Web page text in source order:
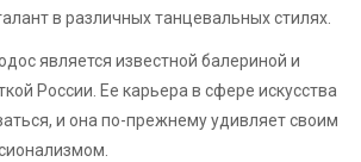
в различных танцевальных стилях.
является известной балериной и
России. Ее карьера в сфере искусства
и она по-прежнему удивляет своим